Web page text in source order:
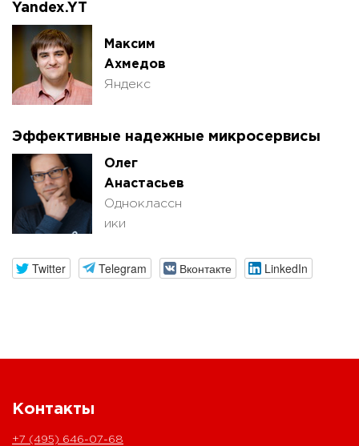
Yandex.YT
Максим
Ахмедов
Яндекс
Эффективные надежные микросервисы
Олег
Анастасьев
Одноклассн
ики
Twitter Telegram Вконтакте LinkedIn
Контакты
+7 (495) 646-07-68